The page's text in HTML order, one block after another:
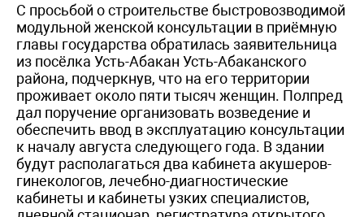
С просьбой о строительстве быстровозводимой
модульной женской консультации в приёмную
главы государства обратилась заявительница
из посёлка Усть-Абакан Усть-Абаканского
района, подчеркнув, что на его территории
проживает около пяти тысяч женщин. Полпред
дал поручение организовать возведение и
обеспечить ввод в эксплуатацию консультации
к началу августа следующего года. В здании
будут располагаться два кабинета акушеров-
гинекологов, лечебно-диагностические
кабинеты и кабинеты узких специалистов,